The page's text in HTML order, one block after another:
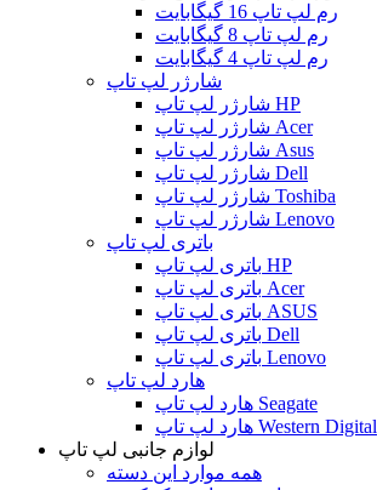
رم لپ تاپ 16 گیگابایت
رم لپ تاپ 8 گیگابایت
رم لپ تاپ 4 گیگابایت
شارژر لپ تاپ
شارژر لپ تاپ HP
شارژر لپ تاپ Acer
شارژر لپ تاپ Asus
شارژر لپ تاپ Dell
شارژر لپ تاپ Toshiba
شارژر لپ تاپ Lenovo
باتری لپ تاپ
باتری لپ تاپ HP
باتری لپ تاپ Acer
باتری لپ تاپ ASUS
باتری لپ تاپ Dell
باتری لپ تاپ Lenovo
هارد لپ تاپ
هارد لپ تاپ Seagate
هارد لپ تاپ Western Digital
لوازم جانبی لپ تاپ
همه موارد این دسته